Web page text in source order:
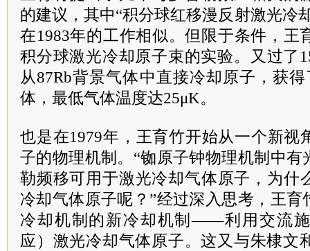
的建议，其中“积分球红移漫反射激光冷
在1983年的工作相似。但限于条件，王
积分球激光冷却原子束的实验。又过了
从87Rb背景气体中直接冷却原子，获
体，最低气体温度达25μK。
也是在1979年，王育竹开始从一个新视
子的物理机制。“铷原子钟物理机制中
勒频移可用于激光冷却气体原子，为什
冷却气体原子呢？”经过深入思考，王
冷却机制的新冷却机制——利用交流
应）激光冷却气体原子。这又与朱棣文